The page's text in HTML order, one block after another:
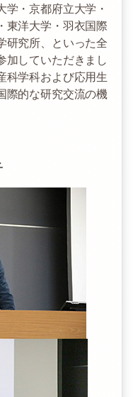
・京都府立大学・
東洋大学・羽衣国際
研究所、といった全
加していただきまし
科学科および応用生
際的な研究交流の機